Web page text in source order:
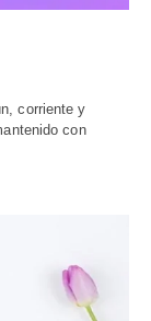
corriente y
con